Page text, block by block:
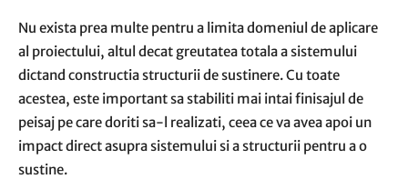
Nu exista prea multe pentru a limita domeniul de aplicare
al proiectului, altul decat greutatea totala a sistemului
dictand constructia structurii de sustinere. Cu toate
acestea, este important sa stabiliti mai intai finisajul de
peisaj pe care doriti sa-l realizati, ceea ce va avea apoi un
impact direct asupra sistemului si a structurii pentru a o
sustine.